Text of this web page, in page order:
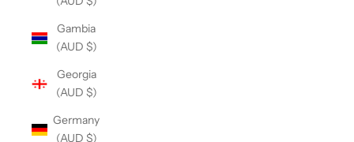
Gambia
(AUD $)
Georgia
(AUD $)
Germany
(AUD $)